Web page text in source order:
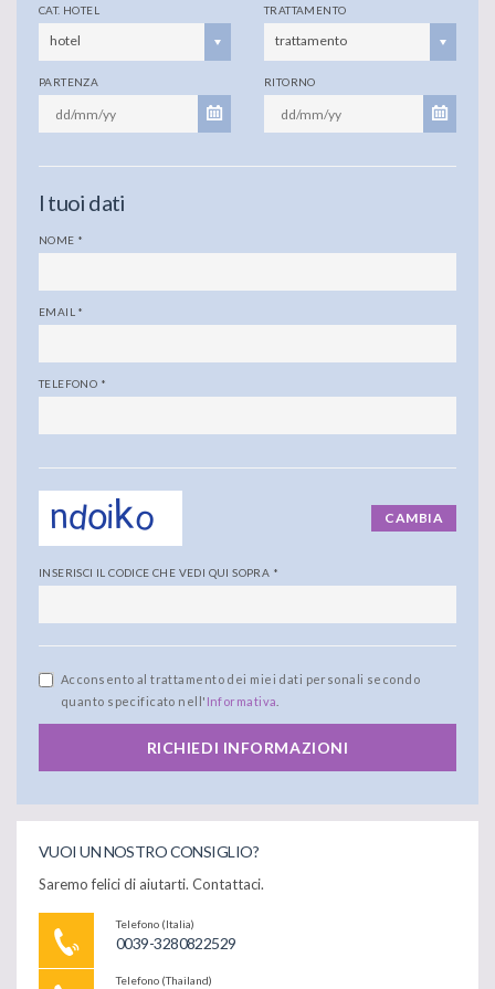
CAT. HOTEL
hotel
TRATTAMENTO
trattamento
PARTENZA RITORNO
I tuoi dati
NOME *
EMAIL *
TELEFONO *
CAMBIA
INSERISCI IL CODICE CHE VEDI QUI SOPRA *
Acconsento al trattamento dei miei dati personali secondo
quanto specificato nell' Informativa
RICHIEDI INFORMAZIONI
VUOI UN NOSTRO CONSIGLIO?
Saremo felici di aiutarti. Contattaci.
Telefono (Italia)
0039-3280822529
Telefono (Thailand)